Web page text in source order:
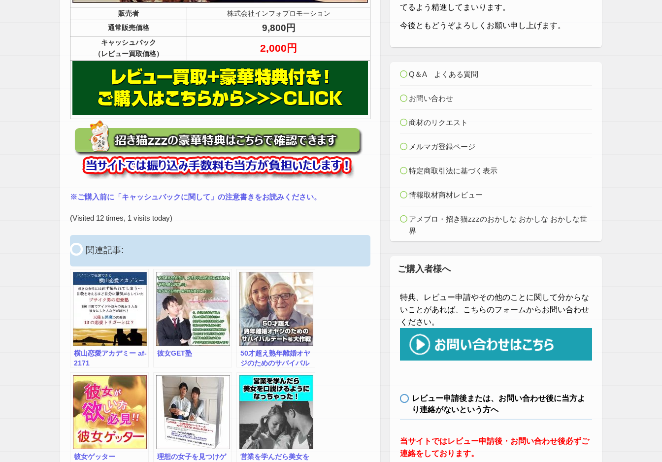
販売者
株式会社インフォプロモーション
通常販売価格
9,800円
キャッシュバック
（レビュー買取価格）
2,000円
※ご購入前に「キャッシュバックに関して」の注意書きをお読みください。
(Visited 12 times, 1 visits today)
関連記事:
横山恋愛アカデミー af-
2171
彼女GET塾
50才超え熟年離婚オヤ
ジのためのサバイバル
録）【完全版】
彼女ゲッター
理想の女子を見つけゲ
営業を学んだら美女を
てるよう精進してまいります。
今後ともどうぞよろしくお願い申し上げます。
Q＆A よくある質問
お問い合わせ
商材のリクエスト
メルマガ登録ページ
特定商取引法に基づく表示
情報取材商材レビュー
アメブロ・招き猫zzzのおかしな おかしな おかしな世
界
ご購入者様へ
特典、レビュー申請やその他のことに関して分からな
いことがあれば、こちらのフォームからお問い合わせ
ください。
レビュー申請後または、お問い合わせ後に当方よ
り連絡がないという方へ
当サイトではレビュー申請後・お問い合わせ後必ずご
連絡をしております。